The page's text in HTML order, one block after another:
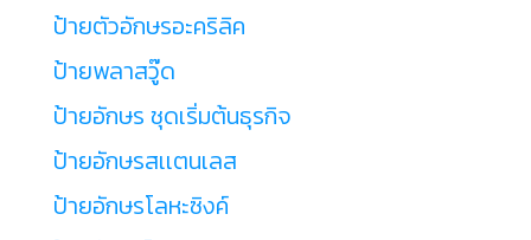
ป้ายตัวอักษรอะคริลิค
ป้ายพลาสวู๊ด
ป้ายอักษร ชุดเริ่มต้นธุรกิจ
ป้ายอักษรสเเตนเลส
ป้ายอักษรโลหะซิงค์